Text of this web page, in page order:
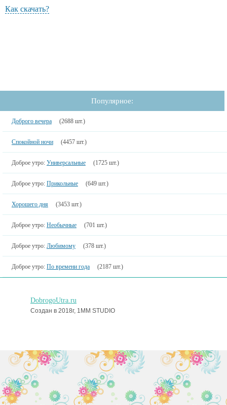
Как скачать?
Популярное:
Доброго вечера (2688 шт.)
Спокойной ночи (4457 шт.)
Доброе утро: Универсальные (1725 шт.)
Доброе утро: Прикольные (649 шт.)
Хорошего дня (3453 шт.)
Доброе утро: Необычные (701 шт.)
Доброе утро: Любимому (378 шт.)
Доброе утро: По времени года (2187 шт.)
DobrogoUtra.ru
Создан в 2018г, 1MM STUDIO